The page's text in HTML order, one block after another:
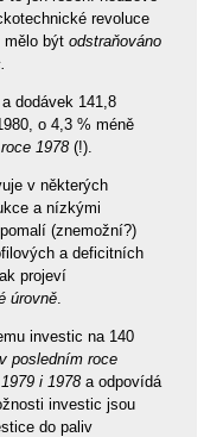
revoluce
mělo být odstraňováno
dodávek 141,8
o 4,3 % méně
1978(!).
v některých
a nízkými
(znemožní?)
a deficitních
projeví
úrovně.
investic na 140
posledním roce
i 1978a odpovídá
investic jsou
do paliv